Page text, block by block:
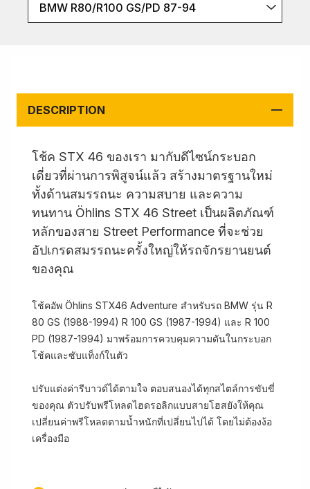
BMW R80/R100 GS/PD 87-94
DESCRIPTION
โช้ค STX 46 ของเรา มากับดีไซน์กระบอก
เดี่ยวที่ผ่านการพิสูจน์แล้ว สร้างมาตรฐานใหม่
ทั้งด้านสมรรถนะ ความสบาย และความ
ทนทาน Öhlins STX 46 Street เป็นผลิตภัณฑ์
หลักของสาย Street Performance ที่จะช่วย
อัปเกรดสมรรถนะครั้งใหญ่ให้รถจักรยานยนต์
ของคุณ
โช้คอัพ Öhlins STX46 Adventure สำหรับรถ BMW รุ่น R
80 GS (1988-1994) R 100 GS (1987-1994) และ R 100
PD (1987-1994) มาพร้อมการควบคุมความดันในกระบอก
โช้คและซับแท็งก์ในตัว
ปรับแต่งค่ารีบาวด์ได้ตามใจ ตอบสนองได้ทุกสไตล์การขับขี่
ของคุณ ตัวปรับพรีโหลดไฮดรอลิกแบบสายโฮสยังให้คุณ
เปลี่ยนค่าพรีโหลดตามน้ำหนักที่เปลี่ยนไปได้ โดยไม่ต้องง้อ
เครื่องมือ